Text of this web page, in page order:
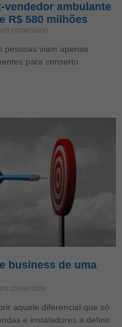
vendedor ambulante
R$ 580 milhões
comentário
pessoas viam apenas
para conserto
business de uma
comentário
aquele diferencial que só
e instaladores a definir